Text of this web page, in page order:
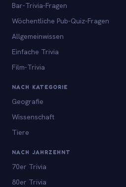
Bar-Trivia-Fragen
Wöchentliche Pub-Quiz-Fragen
Allgemeinwissen
Einfache Trivia
Film-Trivia
NACH KATEGORIE
Geografie
Wissenschaft
Tiere
NACH JAHRZEHNT
70er Trivia
80er Trivia